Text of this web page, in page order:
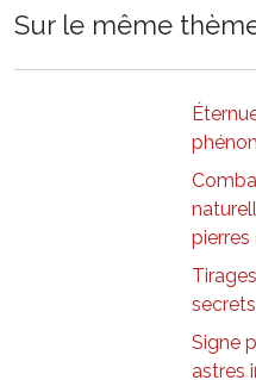
Sur le même
Signe
astres